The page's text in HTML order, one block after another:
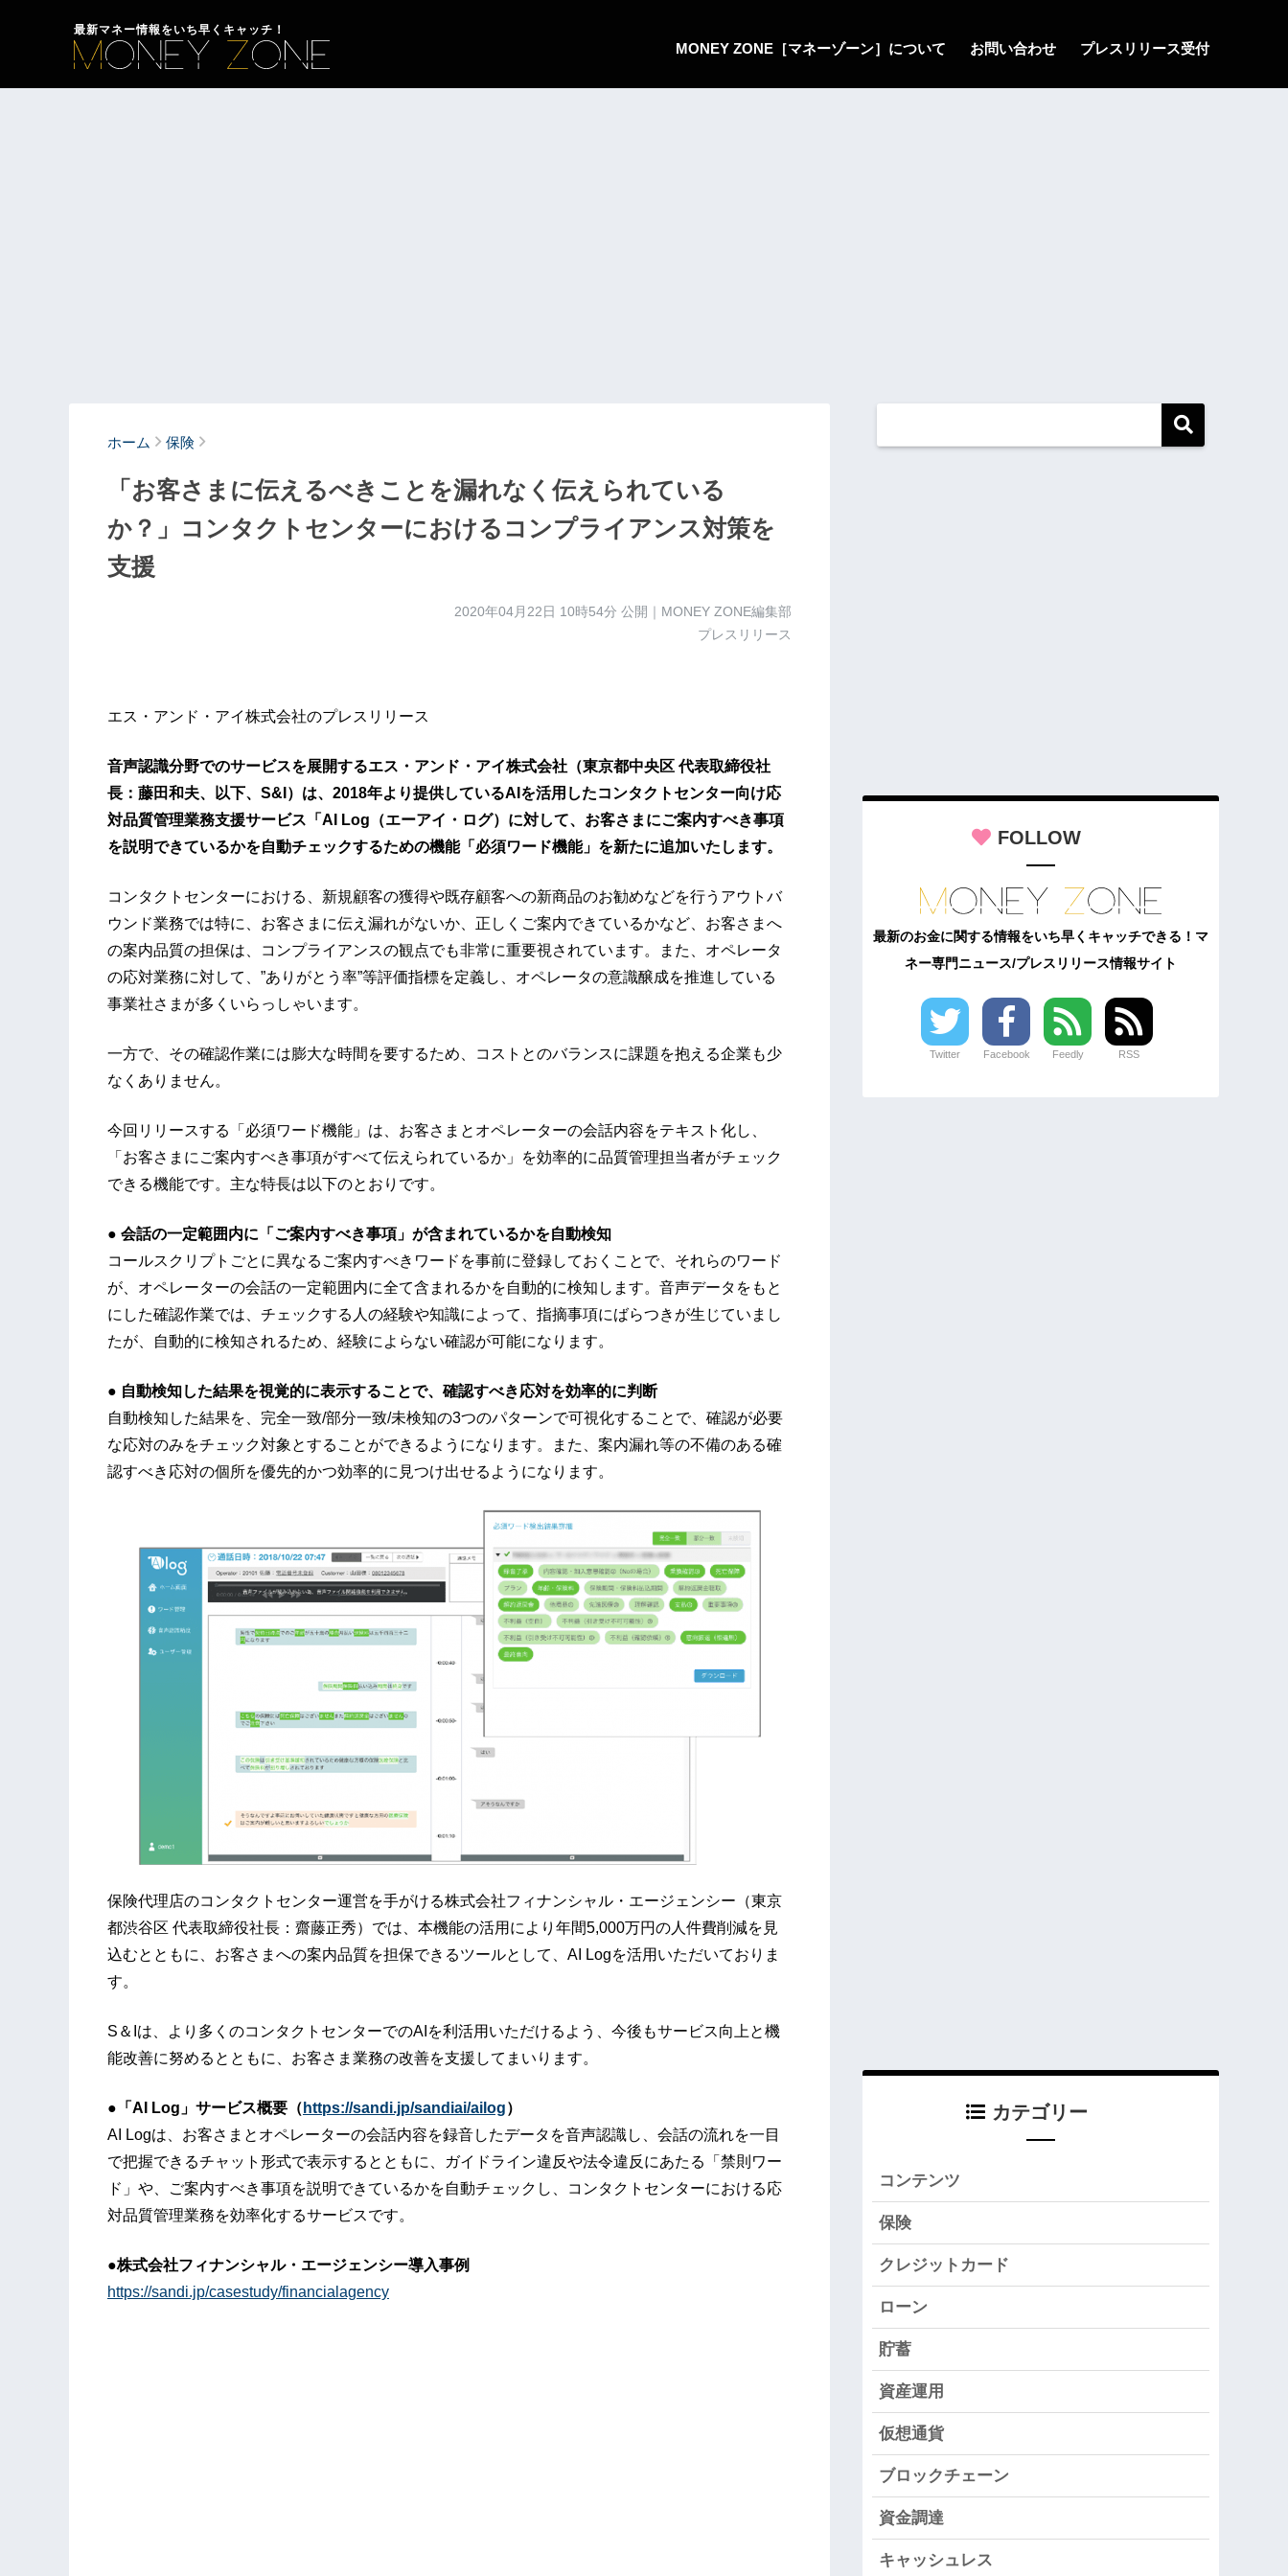
最新マネー情報をいち早くキャッチ！
MONEY ZONE［マネーゾーン］について お問い合わせ プレスリリース受付
ホーム 保険
「お客さまに伝えるべきことを漏れなく伝えられている
か？」コンタクトセンターにおけるコンプライアンス対策を
支援
2020年04月22日 10時54分 公開｜MONEY ZONE編集部
プレスリリース
エス・アンド・アイ株式会社のプレスリリース
音声認識分野でのサービスを展開するエス・アンド・アイ株式会社（東京都中央区 代表取締役社
長：藤田和夫、以下、S&I）は、2018年より提供しているAIを活用したコンタクトセンター向け応
対品質管理業務支援サービス「AI Log（エーアイ・ログ）に対して、お客さまにご案内すべき事項
を説明できているかを自動チェックするための機能「必須ワード機能」を新たに追加いたします。
コンタクトセンターにおける、新規顧客の獲得や既存顧客への新商品のお勧めなどを行うアウトバ
ウンド業務では特に、お客さまに伝え漏れがないか、正しくご案内できているかなど、お客さまへ
の案内品質の担保は、コンプライアンスの観点でも非常に重要視されています。また、オペレータ
の応対業務に対して、”ありがとう率”等評価指標を定義し、オペレータの意識醸成を推進している
事業社さまが多くいらっしゃいます。
一方で、その確認作業には膨大な時間を要するため、コストとのバランスに課題を抱える企業も少
なくありません。
今回リリースする「必須ワード機能」は、お客さまとオペレーターの会話内容をテキスト化し、
「お客さまにご案内すべき事項がすべて伝えられているか」を効率的に品質管理担当者がチェック
できる機能です。主な特長は以下のとおりです。
● 会話の一定範囲内に「ご案内すべき事項」が含まれているかを自動検知
コールスクリプトごとに異なるご案内すべきワードを事前に登録しておくことで、それらのワード
が、オペレーターの会話の一定範囲内に全て含まれるかを自動的に検知します。音声データをもと
にした確認作業では、チェックする人の経験や知識によって、指摘事項にばらつきが生じていまし
たが、自動的に検知されるため、経験によらない確認が可能になります。
● 自動検知した結果を視覚的に表示することで、確認すべき応対を効率的に判断
自動検知した結果を、完全一致/部分一致/未検知の3つのパターンで可視化することで、確認が必要
な応対のみをチェック対象とすることができるようになります。また、案内漏れ等の不備のある確
認すべき応対の個所を優先的かつ効率的に見つけ出せるようになります。
保険代理店のコンタクトセンター運営を手がける株式会社フィナンシャル・エージェンシー（東京
都渋谷区 代表取締役社長：齋藤正秀）では、本機能の活用により年間5,000万円の人件費削減を見
込むとともに、お客さまへの案内品質を担保できるツールとして、AI Logを活用いただいておりま
す。
S＆Iは、より多くのコンタクトセンターでのAIを利活用いただけるよう、今後もサービス向上と機
能改善に努めるとともに、お客さま業務の改善を支援してまいります。
●「AI Log」サービス概要（ https://sandi.jp/sandiai/ailog）
AI Logは、お客さまとオペレーターの会話内容を録音したデータを音声認識し、会話の流れを一目
で把握できるチャット形式で表示するとともに、ガイドライン違反や法令違反にあたる「禁則ワー
ド」や、ご案内すべき事項を説明できているかを自動チェックし、コンタクトセンターにおける応
対品質管理業務を効率化するサービスです。
●株式会社フィナンシャル・エージェンシー導入事例
https://sandi.jp/casestudy/financialagency
FOLLOW
最新のお金に関する情報をいち早くキャッチできる！マ
ネー専門ニュース/プレスリリース情報サイト
Twitter Facebook Feedly RSS
カテゴリー
コンテンツ
保険
クレジットカード
ローン
貯蓄
資産運用
仮想通貨
ブロックチェーン
資金調達
キャッシュレス